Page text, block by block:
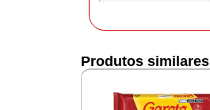
Produtos similares